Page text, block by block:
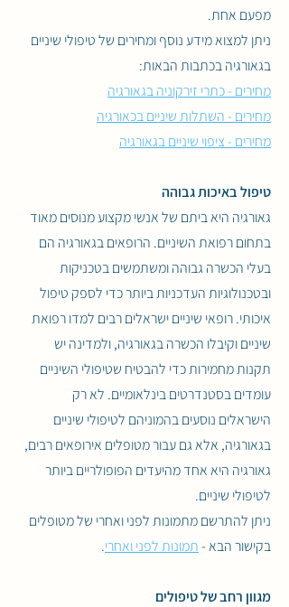
מפעם אחת.
ניתן למצוא מידע נוסף ומחירים של טיפולי שיניים
בגאורגיה בכתבות הבאות:
מחירים - כתרי זירקוניה בגאורגיה
מחירים - השתלות שיניים בכאורגיה
מחירים - ציפוי שיניים בגאורגיה
טיפול באיכות גבוהה
גאורגיה היא ביתם של אנשי מקצוע מנוסים מאוד
בתחום רפואת השיניים. הרופאים בגאורגיה הם
בעלי הכשרה גבוהה ומשתמשים בטכניקות
ובטכנולוגיות העדכניות ביותר כדי לספק טיפול
איכותי. רופאי שיניים ישראלים רבים למדו רפואת
שיניים וקיבלו הכשרה בגאורגיה, ולמדינה יש
תקנות מחמירות כדי להבטיח שטיפולי השיניים
עומדים בסטנדרטים בינלאומיים. לא רק
הישראלים נוסעים בהמוניהם לטיפולי שיניים
בגאורגיה, אלא גם עבור מטופלים אירופאים רבים,
גאורגיה היא אחד מהיעדים הפופולריים ביותר
לטיפולי שיניים.
ניתן להתרשם מתמונות לפני ואחרי של מטופלים
בקישור הבא -תמונות לפני ואחרי.
מגוון רחב של טיפולים